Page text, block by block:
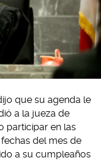
que su agenda le
a la jueza de
participar en las
del mes de
a su cumpleaños